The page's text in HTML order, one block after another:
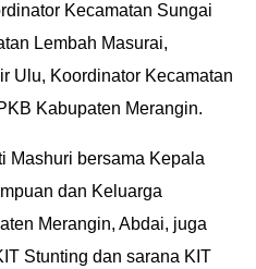
Kecamatan Sungai
Lembah Masurai,
Ulu, Koordinator Kecamatan
Kabupaten Merangin.
Mashuri bersama Kepala
dan Keluarga
Merangin, Abdai, juga
Stunting dan sarana KIT